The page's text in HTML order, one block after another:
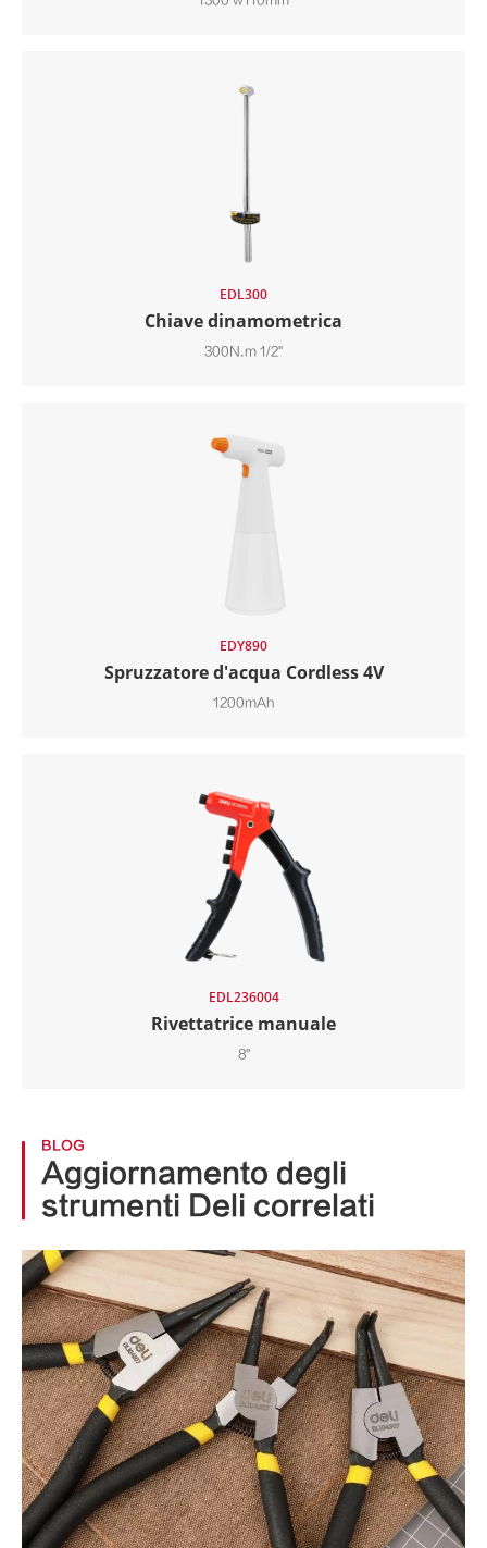
EDL300
Chiave dinamometrica
300N.m 1/2"
EDY890
Spruzzatore d'acqua Cordless 4V
1200mAh
EDL236004
Rivettatrice manuale
8"
BLOG
Aggiornamento degli
strumenti Deli correlati